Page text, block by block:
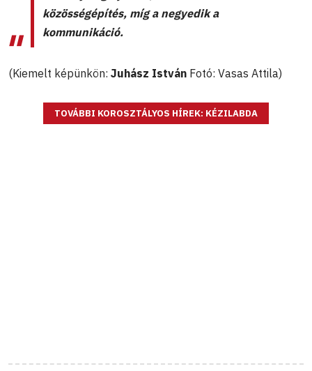
közösségépítés, míg a negyedik a
kommunikáció.
(Kiemelt képünkön: Juhász István Fotó: Vasas Attila)
TOVÁBBI KOROSZTÁLYOS HÍREK: KÉZILABDA